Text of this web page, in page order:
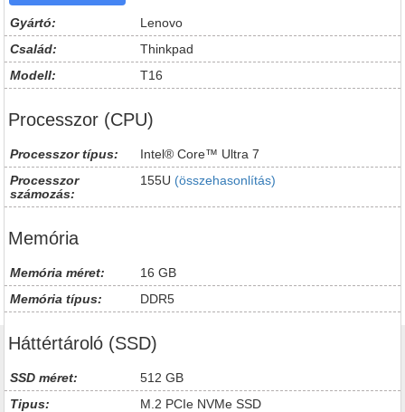
Gyártó:
Lenovo
Család:
Thinkpad
Modell:
T16
Processzor (CPU)
Processzor típus:
Intel® Core™ Ultra 7
Processzor
számozás:
155U (összehasonlítás)
Memória
Memória méret:
16 GB
Memória típus:
DDR5
Háttértároló (SSD)
SSD méret:
512 GB
Tipus:
M.2 PCIe NVMe SSD